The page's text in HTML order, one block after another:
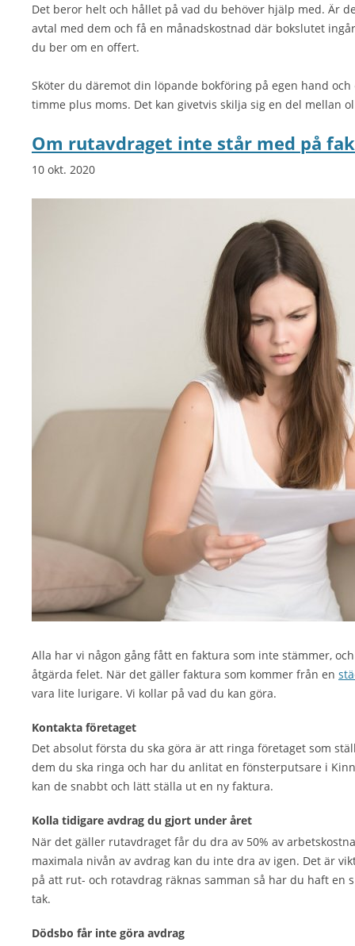
Det beror helt och hållet på vad du behöver hjälp med. Är
avtal med dem och få en månadskostnad där bokslutet
du ber om en offert.
Sköter du däremot din löpande bokföring på egen hand
timme plus moms. Det kan givetvis skilja sig en del mellan
Om rutavdraget inte står med på
10 okt. 2020
Alla har vi någon gång fått en faktura som inte stämmer,
åtgärda felet. När det gäller faktura som kommer från en
vara lite lurigare. Vi kollar på vad du kan göra.
Kontakta företaget
Det absolut första du ska göra är att ringa företaget som
dem du ska ringa och har du anlitat en fönsterputsare i
kan de snabbt och lätt ställa ut en ny faktura.
Kolla tidigare avdrag du gjort under året
När det gäller rutavdraget får du dra av 50% av
maximala nivån av avdrag kan du inte dra av igen. Det är
på att rut- och rotavdrag räknas samman så har du haft en
tak.
Dödsbo får inte göra avdrag